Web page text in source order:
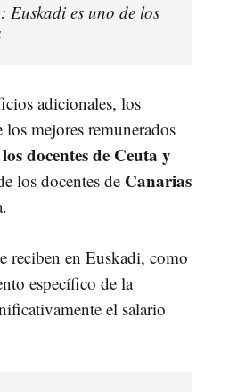
es uno de los
adicionales, los
los mejores remunerados
docentes de Ceuta y
los docentes de Canarias
reciben en Euskadi, como
específico de la
el salario